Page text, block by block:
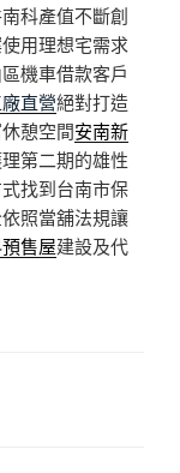
科產值不斷創
用理想宅需求
機車借款客戶
直營絕對打造
憩空間安南新
第二期的雄性
找到台南市保
照當舖法規讓
售屋建設及代